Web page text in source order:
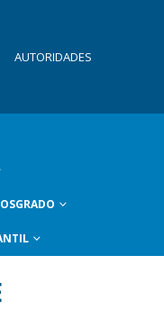
AUTORIDADES